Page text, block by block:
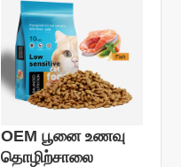
OEM பூனை உணவு
தொழிற்சாலை